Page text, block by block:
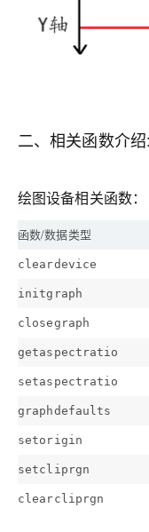
二、相关函数介绍:
绘图设备相关函数：
函数/数据类型
cleardevice
initgraph
closegraph
getaspectratio
setaspectratio
graphdefaults
setorigin
setcliprgn
clearcliprgn